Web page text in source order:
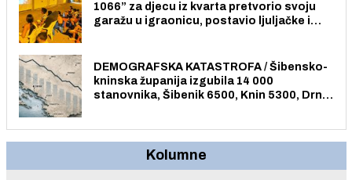
1066” za djecu iz kvarta pretvorio svoju
garažu u igraonicu, postavio ljuljačke i
DEMOGRAFSKA KATASTROFA / Šibensko-
kninska županija izgubila 14 000
stanovnika, Šibenik 6500, Knin 5300, Drniš
Kolumne